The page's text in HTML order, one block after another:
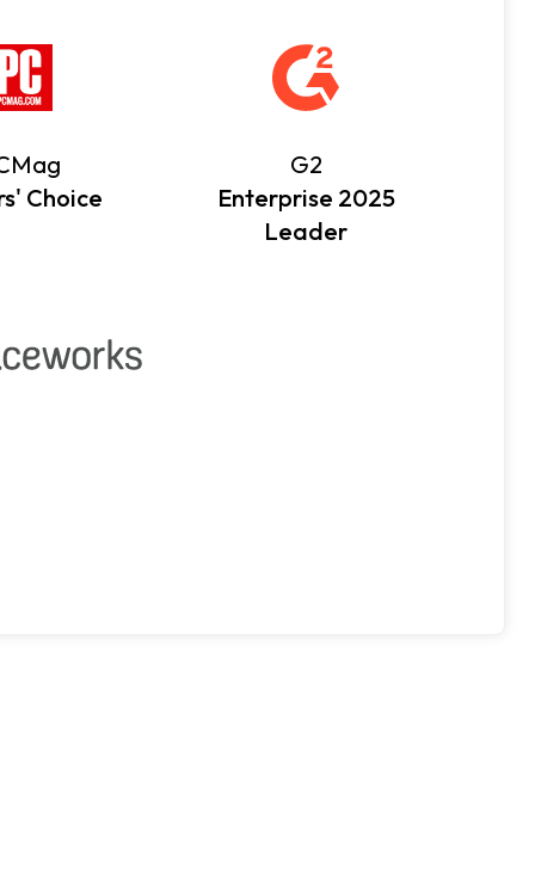
G2
2025 Enterprise
Leader
Choice